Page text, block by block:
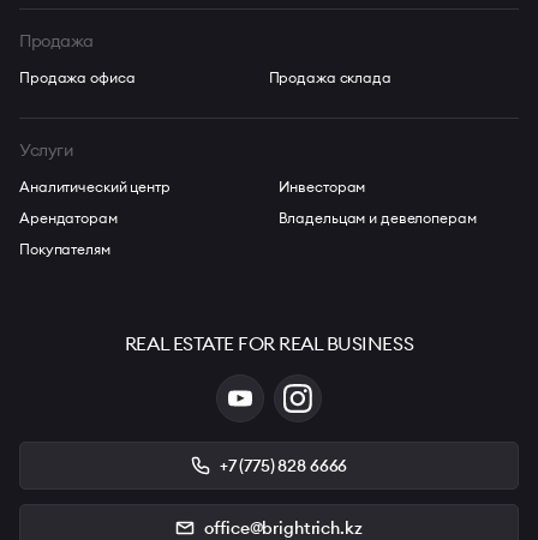
Продажа
Продажа офиса Продажа склада
Услуги
Аналитический центр
Арендаторам
Покупателям
Инвесторам
Владельцам и девелоперам
REAL ESTATE FOR REAL BUSINESS
+7 (775) 828 6666
office@brightrich.kz